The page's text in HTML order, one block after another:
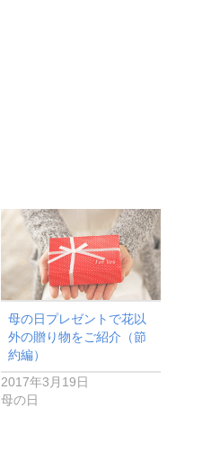
母の日プレゼントで花以
外の贈り物をご紹介（節
約編）
2017年3月19日
母の日